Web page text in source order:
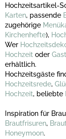
Hochzeitsartikel-
Karten, passende
zugehörige
Kirchenhefte),
Wer
Hochzeit oder
erhältlich.
Hochzeitsgäste
Hochzeitsrede,
Hochzeit, beliebte
Inspiration für
Brautfrisuren,
Honeymoon.